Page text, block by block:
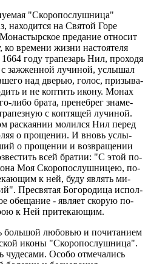
"Ско­ро­по­слуш­ни­ца"
на­хо­дит­ся на Свя­той Го­ре
пре­да­ние от­но­сит
ко вре­ме­ни жиз­ни на­сто­я­те­ля
го­ду тра­пе­зарь Нил, про­хо­дя
за­жжен­ной лу­чи­ной, услы­шал
над две­рью, го­лос, при­зы­ва­
и не коп­тить ико­ну. Мо­нах
ли­бо бра­та, пре­не­брег зна­ме­
с коп­тя­щей лу­чи­ной.
рас­ка­я­нии мо­лил­ся Нил пе­ред
о про­ще­нии. И вновь услы­
о про­ще­нии и воз­вра­ще­нии
всей бра­тии: "С этой по­
Моя Ско­ро­по­слуш­ни­цею, по­
к ней, бу­ду яв­лять ми­
Пре­свя­тая Бо­го­ро­ди­ца ис­пол­
обе­ща­ние - яв­ля­ет ско­рую по­
к Ней при­те­ка­ю­щим.
боль­шой лю­бо­вью и по­чи­та­ни­ем
ико­ны "Ско­ро­по­слуш­ни­ца".
Осо­бо от­ме­ча­лись